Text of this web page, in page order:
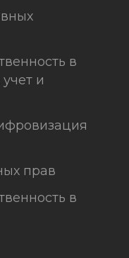
в
и
прав
в